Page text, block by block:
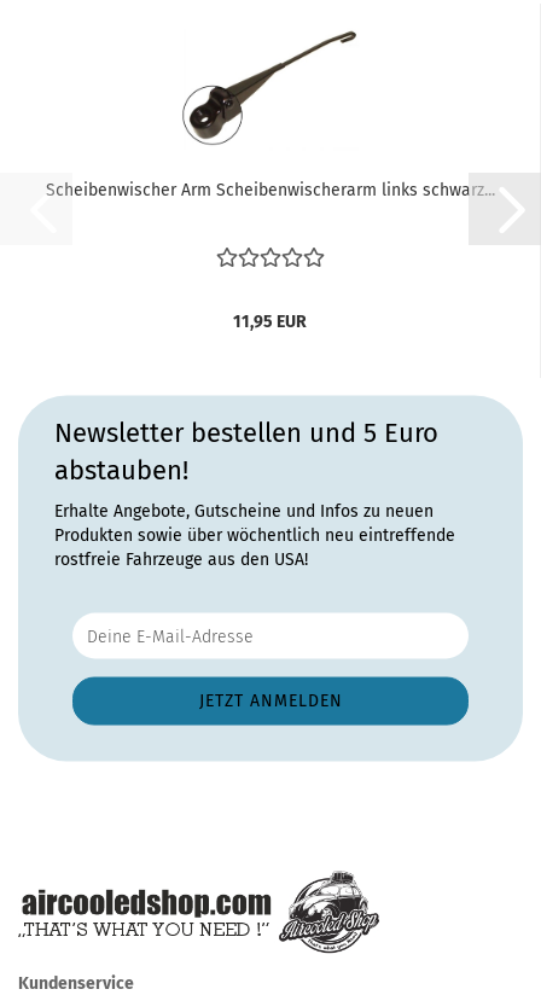
Scheibenwischer Arm Scheibenwischerarm links schwarz...
11,95 EUR
Newsletter bestellen und 5 Euro
abstauben!
Erhalte Angebote, Gutscheine und Infos zu neuen
Produkten sowie über wöchentlich neu eintreffende
rostfreie Fahrzeuge aus den USA!
Kundenservice